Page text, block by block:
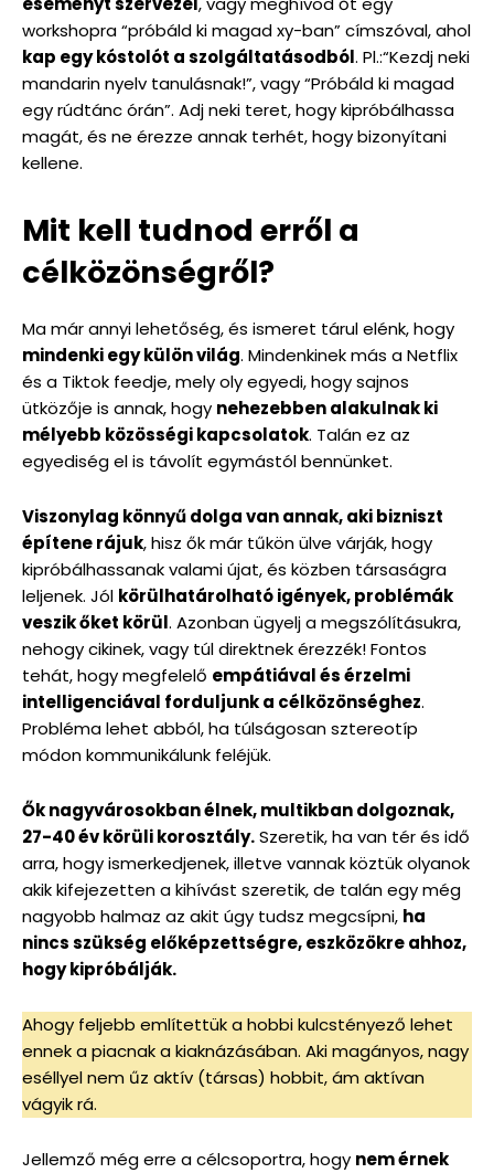
workshopra “próbáld ki magad xy-ban” címszóval, ahol
kap egy kóstolót a szolgáltatásodból. Pl.:“Kezdj neki
mandarin nyelv tanulásnak!”, vagy “Próbáld ki magad
egy rúdtánc órán”. Adj neki teret, hogy kipróbálhassa
magát, és ne érezze annak terhét, hogy bizonyítani
kellene.
Mit kell tudnod erről a
célközönségről?
Ma már annyi lehetőség, és ismeret tárul elénk, hogy
mindenki egy külön világ. Mindenkinek más a Netflix
és a Tiktok feedje, mely oly egyedi, hogy sajnos
ütközője is annak, hogy nehezebben alakulnak ki
mélyebb közösségi kapcsolatok. Talán ez az
egyediség el is távolít egymástól bennünket.
Viszonylag könnyű dolga van annak, aki bizniszt
építene rájuk, hisz ők már tűkön ülve várják, hogy
kipróbálhassanak valami újat, és közben társaságra
leljenek. Jól körülhatárolható igények, problémák
veszik őket körül. Azonban ügyelj a megszólításukra,
nehogy cikinek, vagy túl direktnek érezzék! Fontos
tehát, hogy megfelelő empátiával és érzelmi
intelligenciával forduljunk a célközönséghez.
Probléma lehet abból, ha túlságosan sztereotíp
módon kommunikálunk feléjük.
Ők nagyvárosokban élnek, multikban dolgoznak,
27-40 év körüli korosztály.Szeretik, ha van tér és idő
arra, hogy ismerkedjenek, illetve vannak köztük olyanok
akik kifejezetten a kihívást szeretik, de talán egy még
nagyobb halmaz az akit úgy tudsz megcsípni, ha
nincs szükség előképzettségre, eszközökre ahhoz,
hogy kipróbálják.
Ahogy feljebb említettük a hobbi kulcstényező lehet
ennek a piacnak a kiaknázásában. Aki magányos, nagy
eséllyel nem űz aktív (társas) hobbit, ám aktívan
vágyik rá.
Jellemző még erre a célcsoportra, hogy nem érnek